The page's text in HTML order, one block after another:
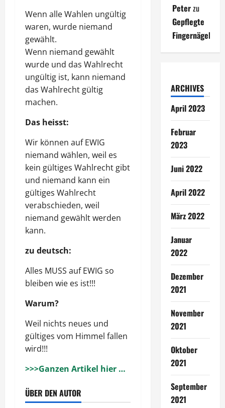
Wenn alle Wahlen ungültig
waren, wurde niemand
gewählt.
Wenn niemand gewählt
wurde und das Wahlrecht
ungültig ist, kann niemand
das Wahlrecht gültig
machen.
Das heisst:
Wir können auf EWIG
niemand wählen, weil es
kein gültiges Wahlrecht gibt
und niemand kann ein
gültiges Wahlrecht
verabschieden, weil
niemand gewählt werden
kann.
zu deutsch:
Alles MUSS auf EWIG so
bleiben wie es ist!!!
Warum?
Weil nichts neues und
gültiges vom Himmel fallen
wird!!!
>>>Ganzen Artikel hier …
ÜBER DEN AUTOR
Peterzu
Gepflegte
Fingernägel
ARCHIVES
April 2023
Februar
2023
Juni 2022
April 2022
März 2022
Januar
2022
Dezember
2021
November
2021
Oktober
2021
September
2021